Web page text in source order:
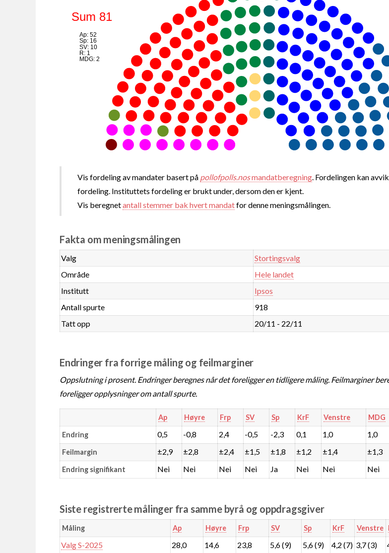
Sum 81
Ap: 52
Sp: 16
SV: 10
R: 1
MDG: 2
Vis fordeling av mandater basert på pollofpolls.nosmandatberegning . Fordelingen kan
fordeling. Instituttets fordeling er brukt under, dersom den er kjent.
Vis beregnetantall stemmer bak hvert mandatfor denne meningsmålingen.
Fakta om meningsmålingen
Valg
Stortingsvalg
Område
Hele landet
Institutt
Ipsos
Antall spurte
918
Tatt opp
20/11 - 22/11
Endringer fra forrige måling og feilmarginer
Oppslutning i prosent. Endringer beregnes når det foreligger en tidligere måling. Feilmarginer
foreligger opplysninger om antall spurte.
Ap Høyre Frp SV Sp KrF Venstre MDG
Endring 0,5 -0,8 2,4 -0,5 -2,3 0,1 1,0 1,0
Feilmargin ±2,9 ±2,8 ±2,4 ±1,5 ±1,8 ±1,2 ±1,4 ±1,3
Endring signifikant Nei Nei Nei Nei Ja Nei Nei Nei
Siste registrerte målinger fra samme byrå og oppdragsgiver
Måling Ap Høyre Frp SV Sp KrF Venstre
Valg S-2025
28,0
14,6
23,8
5,6 (9) 5,6 (9) 4,2 (7) 3,7 (3)